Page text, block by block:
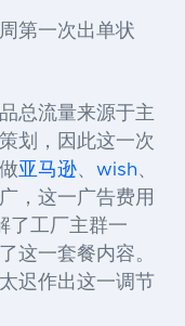
第一次出单状
总流量来源于主
划，因此这一次
亚马逊、 wish、
，这一广告费用
了工厂主群一
这一套餐内容。
迟作出这一调节